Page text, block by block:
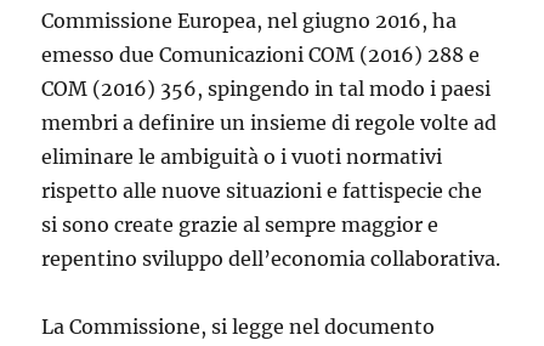
Commissione Europea, nel giugno 2016, ha
emesso due Comunicazioni COM (2016) 288 e
COM (2016) 356, spingendo in tal modo i paesi
membri a definire un in­sieme di regole volte ad
eliminare le ambiguità o i vuoti normativi
rispetto alle nuove situazioni e fattispecie che
si sono create grazie al sempre mag­gior e
repentino sviluppo dell’economia collaborativa.
La Commissione, si legge nel documento